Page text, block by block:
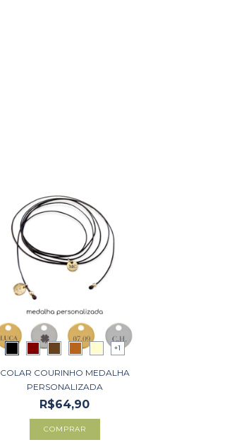
+1
COLAR COURINHO MEDALHA
PERSONALIZADA
R$64,90
COMPRAR